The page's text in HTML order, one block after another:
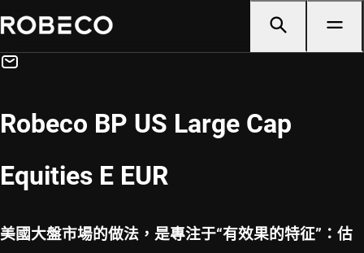
Robeco BP US Large Cap
Equities E EUR
美國大盤市場的做法，是專注于“有效果的特征”：估